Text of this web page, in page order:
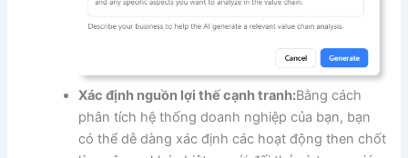
Xác định nguồn lợi thế cạnh tranh:Bằng cách
phân tích hệ thống doanh nghiệp của bạn, bạn
có thể dễ dàng xác định các hoạt động then chốt